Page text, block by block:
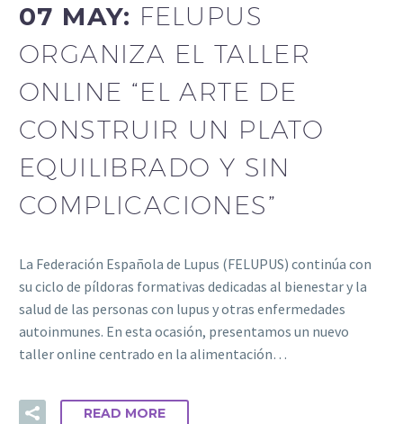
07 MAY: FELUPUS
ORGANIZA EL TALLER
ONLINE “EL ARTE DE
CONSTRUIR UN PLATO
EQUILIBRADO Y SIN
COMPLICACIONES”
La Federación Española de Lupus (FELUPUS) continúa con
su ciclo de píldoras formativas dedicadas al bienestar y la
salud de las personas con lupus y otras enfermedades
autoinmunes. En esta ocasión, presentamos un nuevo
taller online centrado en la alimentación…
READ MORE